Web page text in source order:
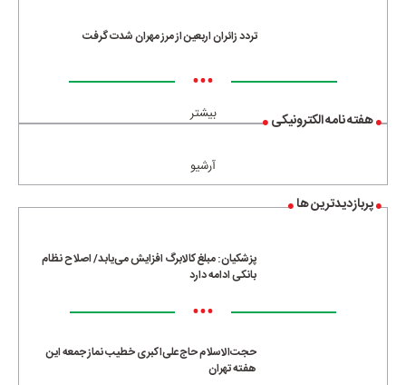
تردد زائران اربعین از مرز مهران شدت گرفت
•••
بیشتر هفته نامه الکترونیکی
آرشیو
پربازدیدترین ها
پزشکیان: مبلغ کالابرگ افزایش می‌یابد/ اصلاح نظام
بانکی ادامه دارد
•••
حجت‌الاسلام حاج‌علی‌اکبری خطیب نماز جمعه این
هفته تهران